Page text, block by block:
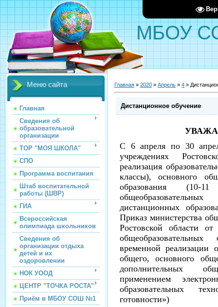
МБОУ
Меню сайта
Главная
Сведения об
образовательной
организации
ТОР "МОЯ ШКОЛА"
СПО
Программа воспитания
Штаб воспитательной
работы (ШВР)
ГИА
Всероссийская
олимпиада школьников
Сведения об
организации отдыха
детей и их
оздоровлении
НОК УООД
ЦЕНТР "ТОЧКА РОСТА"
Приём в МБОУ СОШ №1
Главная » 2020 » Апрель » 4 »
Дистанционное обучение
С 6 апреля по 30
учреждениях
реализация
классы), основного
образования (10-
дистанционных
Приказ министерства
Ростовской области
временной реализации
общего, основного
дополнительных
применением
образовательных
готовности»)